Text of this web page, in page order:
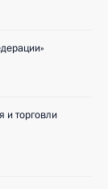
и торговли